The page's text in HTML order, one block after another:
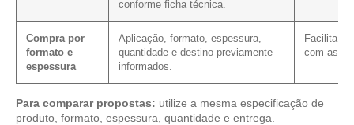
conforme ficha técnica.
Compra por
formato e
espessura
Aplicação, formato, espessura,
quantidade e destino previamente
informados.
Facilita a
com as
Para comparar propostas: utilize a mesma especificação de
produto, formato, espessura, quantidade e entrega.